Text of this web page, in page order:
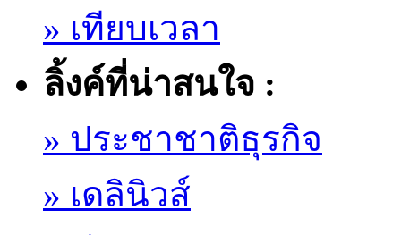
» เทียบเวลา
ลิ้งค์ที่น่าสนใจ :
» ประชาชาติธุรกิจ
» เดลินิวส์